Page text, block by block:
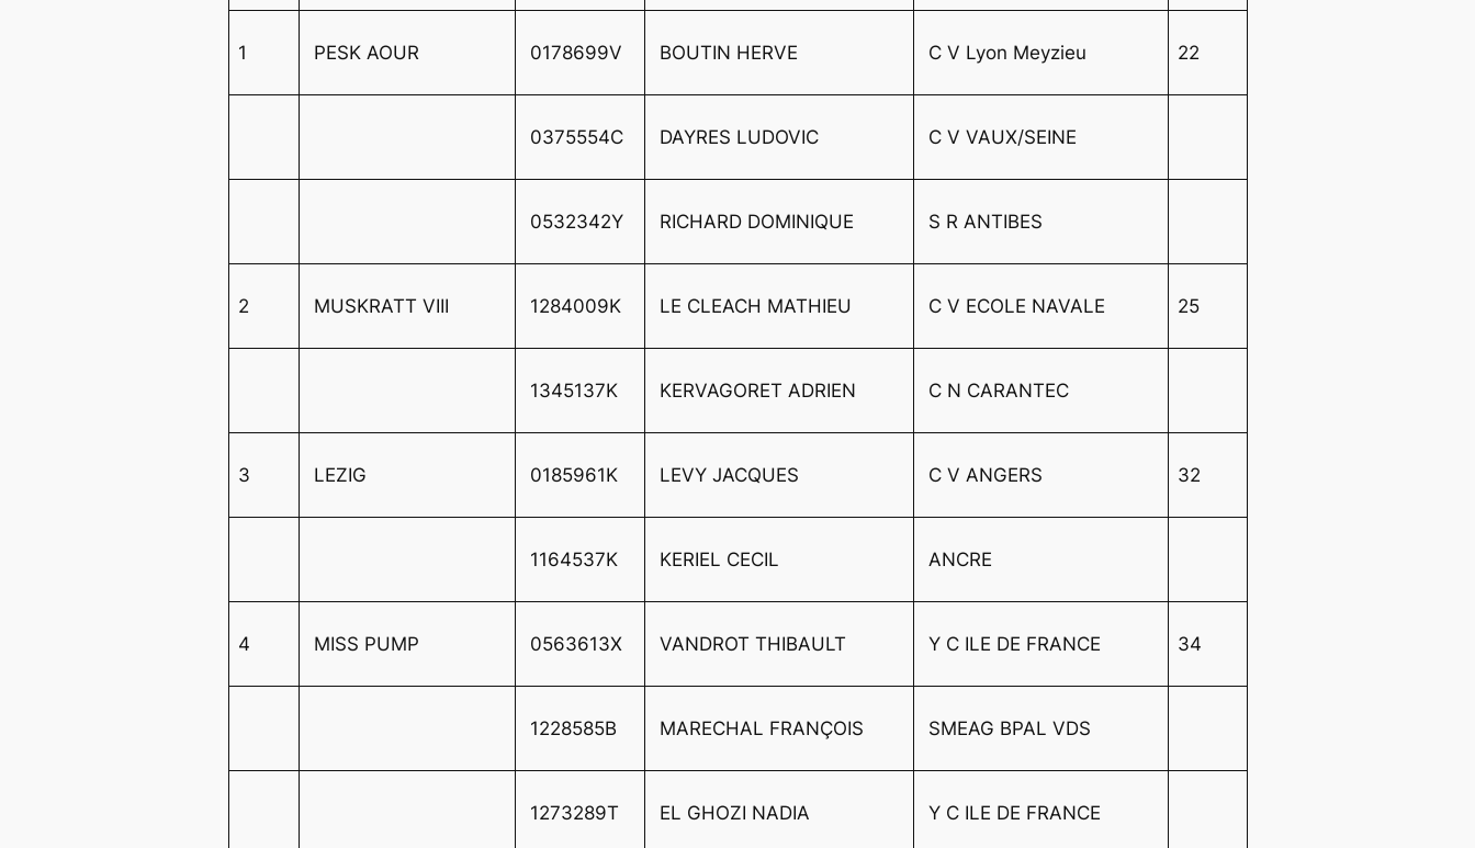
1 PESK AOUR 0178699V BOUTIN HERVE C V Lyon Meyzieu 22
0375554C DAYRES LUDOVIC C V VAUX/SEINE
0532342Y RICHARD DOMINIQUE S R ANTIBES
2 MUSKRATT VIII 1284009K LE CLEACH MATHIEU C V ECOLE NAVALE 25
1345137K KERVAGORET ADRIEN C N CARANTEC
3 LEZIG 0185961K LEVY JACQUES C V ANGERS 32
1164537K KERIEL CECIL ANCRE
4 MISS PUMP 0563613X VANDROT THIBAULT Y C ILE DE FRANCE 34
1228585B MARECHAL FRANÇOIS SMEAG BPAL VDS
1273289T EL GHOZI NADIA Y C ILE DE FRANCE